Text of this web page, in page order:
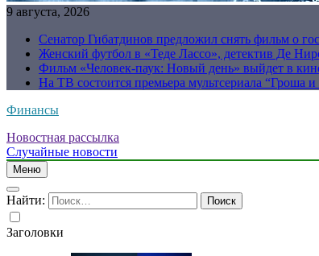
9 августа, 2026
Сенатор Гибатдинов предложил снять фильм о
Женский футбол в «Теде Лассо», детектив Де
Фильм «Человек-паук: Новый день» выйдет в
На ТВ состоится премьера мультсериала “Гроша
Финансы
Новостная рассылка
Случайные новости
Меню
Найти:
Заголовки